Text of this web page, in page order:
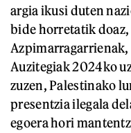
argia ikusi duten
bide horretatik doaz,
Auzitegiak 2024ko
zuzen, Palestinako
presentzia ilegala
egoera hori